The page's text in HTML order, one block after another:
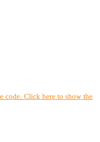
code. Click here to show the